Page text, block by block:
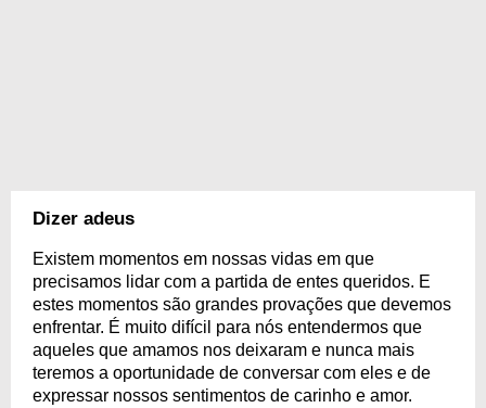
Dizer adeus
Existem momentos em nossas vidas em que
precisamos lidar com a partida de entes queridos. E
estes momentos são grandes provações que devemos
enfrentar. É muito difícil para nós entendermos que
aqueles que amamos nos deixaram e nunca mais
teremos a oportunidade de conversar com eles e de
expressar nossos sentimentos de carinho e amor.